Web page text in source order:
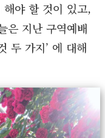
야 할 것이 있고,
은 지난 구역예배
두 가지’ 에 대해